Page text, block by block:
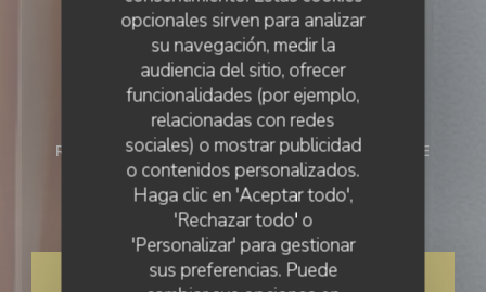
opcionales sirven para analizar
su navegación, medir la
audiencia del sitio, ofrecer
funcionalidades (por ejemplo,
relacionadas con redes
sociales) o mostrar publicidad
o contenidos personalizados.
Haga clic en 'Aceptar todo',
'Rechazar todo' o
'Personalizar' para gestionar
sus preferencias. Puede
RESTAURANTE BISTRONOMIQUE• VALBONNE
Le Servan
RESERVAR UNA MESA
LE SERVAN